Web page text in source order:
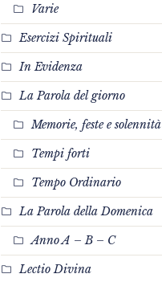
Varie
Esercizi Spirituali
In Evidenza
La Parola del giorno
Memorie, feste e solennità
Tempi forti
Tempo Ordinario
La Parola della Domenica
Anno A – B – C
Lectio Divina